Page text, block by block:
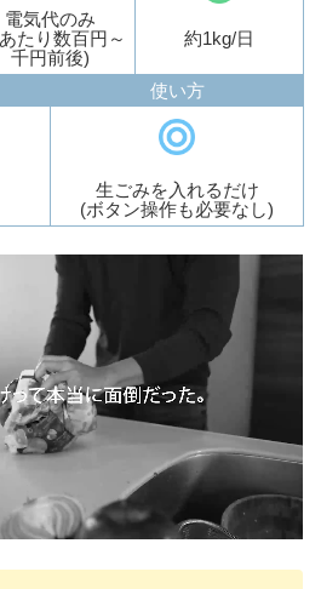
電気代のみ
たり数百円～
千円前後)
約1kg/日
使い方
生ごみを入れるだけ
(ボタン操作も必要なし)